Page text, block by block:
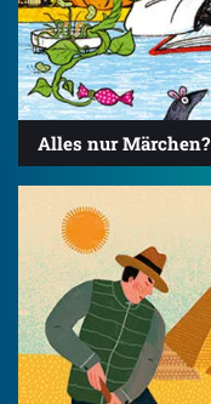
Alles nur Märchen?